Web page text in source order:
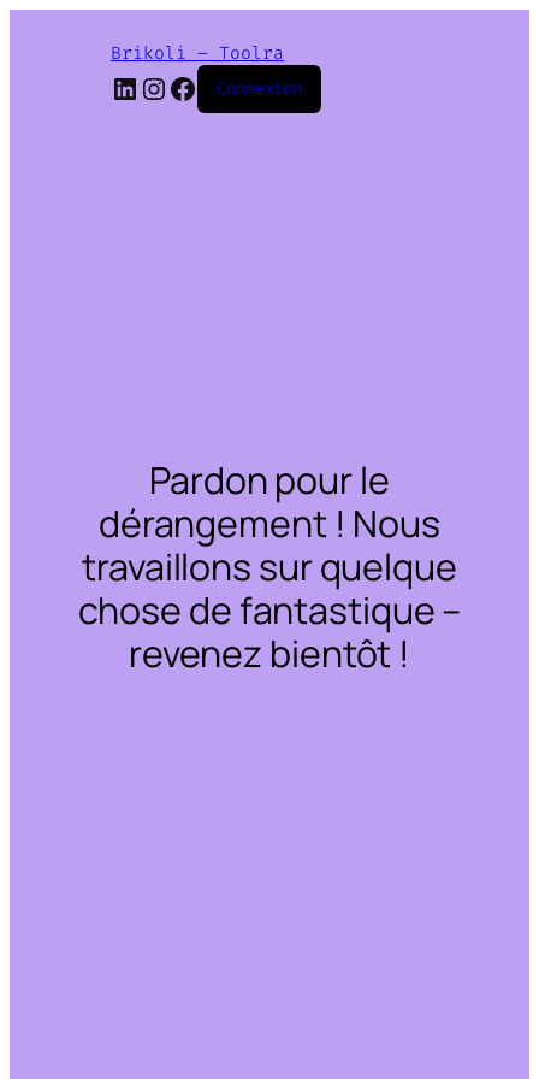
Brikoli – Toolra
LinkedIn
Instagram
Facebook
Connexion
Pardon pour le
dérangement ! Nous
travaillons sur quelque
chose de fantastique –
revenez bientôt !